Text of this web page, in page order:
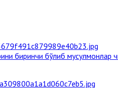
биринчи бўлиб мусулмонлар